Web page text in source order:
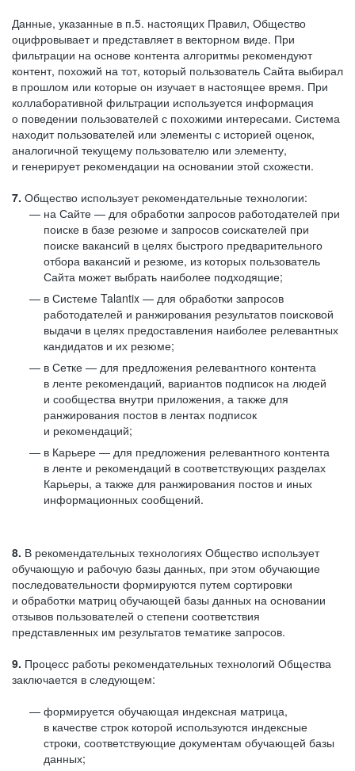
Данные, указанные в п.5. настоящих Правил, Общество
оцифровывает и представляет в векторном виде. При
фильтрации на основе контента алгоритмы рекомендуют
контент, похожий на тот, который пользователь Сайта выбирал
в прошлом или которые он изучает в настоящее время. При
коллаборативной фильтрации используется информация
о поведении пользователей с похожими интересами. Система
находит пользователей или элементы с историей оценок,
аналогичной текущему пользователю или элементу,
и генерирует рекомендации на основании этой схожести.
7. Общество использует рекомендательные технологии:
на Сайте — для обработки запросов работодателей при
поиске в базе резюме и запросов соискателей при
поиске вакансий в целях быстрого предварительного
отбора вакансий и резюме, из которых пользователь
Сайта может выбрать наиболее подходящие;
в Системе Talantix — для обработки запросов
работодателей и ранжирования результатов поисковой
выдачи в целях предоставления наиболее релевантных
кандидатов и их резюме;
в Сетке — для предложения релевантного контента
в ленте рекомендаций, вариантов подписок на людей
и сообщества внутри приложения, а также для
ранжирования постов в лентах подписок
и рекомендаций;
в Карьере — для предложения релевантного контента
в ленте и рекомендаций в соответствующих разделах
Карьеры, а также для ранжирования постов и иных
информационных сообщений.
8. В рекомендательных технологиях Общество использует
обучающую и рабочую базы данных, при этом обучающие
последовательности формируются путем сортировки
и обработки матриц обучающей базы данных на основании
отзывов пользователей о степени соответствия
представленных им результатов тематике запросов.
9. Процесс работы рекомендательных технологий Общества
заключается в следующем:
формируется обучающая индексная матрица,
в качестве строк которой используются индексные
строки, соответствующие документам обучающей базы
данных;